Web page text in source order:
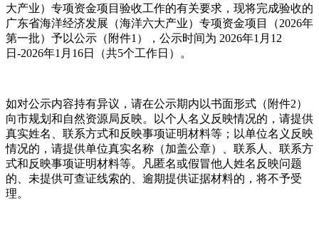
大产业）专项资金项目验收工作的有关要求，现将完成验收的
广东省海洋经济发展（海洋六大产业）专项资金项目（2026年
第一批）予以公示（附件1），公示时间为 2026年1月12
日-2026年1月16日（共5个工作日）。
如对公示内容持有异议，请在公示期内以书面形式（附件2）
向市规划和自然资源局反映。以个人名义反映情况的，请提供
真实姓名、联系方式和反映事项证明材料等；以单位名义反映
情况的，请提供单位真实名称（加盖公章）、联系人、联系方
式和反映事项证明材料等。凡匿名或假冒他人姓名反映问题
的、未提供可查证线索的、逾期提供证据材料的，将不予受
理。